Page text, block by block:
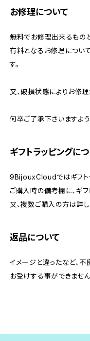
お修理について
無料でお修理出来るもの
有料となるお修理につい
す。
又、破損状態によりお修
何卒ご了承下さいますよう
ギフトラッピングに
9BijouxCloudではギフト
ご購入時の備考欄に、ギ
又、複数ご購入の方は詳し
返品について
イメージと違ったなど、
お受けする事ができません